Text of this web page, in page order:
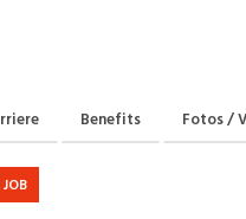
Benefits Fotos /